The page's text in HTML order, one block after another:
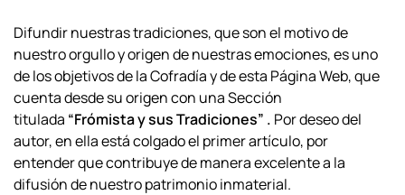
Difundir nuestras tradiciones, que son el motivo de
nuestro orgullo y origen de nuestras emociones, es uno
de los objetivos de la Cofradía y de esta Página Web, que
cuenta desde su origen con una Sección
titulada “Frómista y sus Tradiciones” . Por deseo del
autor, en ella está colgado el primer artículo, por
entender que contribuye de manera excelente a la
difusión de nuestro patrimonio inmaterial.